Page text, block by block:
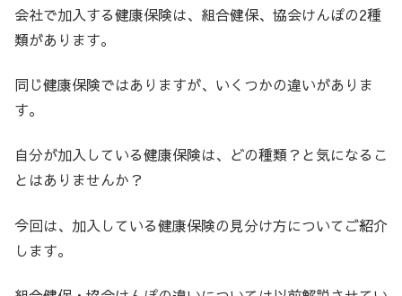
会社で加入する健康保険は、組合健保、協会けんぽの2種
類があります。
同じ健康保険ではありますが、いくつかの違いがありま
す。
自分が加入している健康保険は、どの種類？と気になるこ
とはありませんか？
今回は、加入している健康保険の見分け方についてご紹介
します。